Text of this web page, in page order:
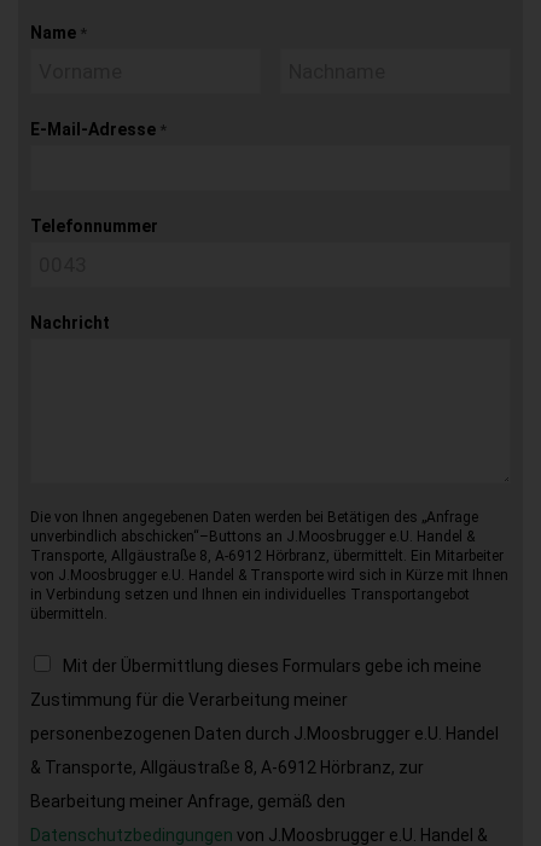
Name *
E-Mail-Adresse *
Telefonnummer
Nachricht
Die von Ihnen angegebenen Daten werden bei Betätigen des „Anfrage
unverbindlich abschicken“–Buttons an J.Moosbrugger e.U. Handel &
Transporte, Allgäustraße 8, A-6912 Hörbranz, übermittelt. Ein Mitarbeiter
von J.Moosbrugger e.U. Handel & Transporte wird sich in Kürze mit Ihnen
in Verbindung setzen und Ihnen ein individuelles Transportangebot
übermitteln.
Mit der Übermittlung dieses Formulars gebe ich meine
Zustimmung für die Verarbeitung meiner
personenbezogenen Daten durch J.Moosbrugger e.U. Handel
& Transporte, Allgäustraße 8, A-6912 Hörbranz, zur
Bearbeitung meiner Anfrage, gemäß den
Datenschutzbedingungen von J.Moosbrugger e.U. Handel &